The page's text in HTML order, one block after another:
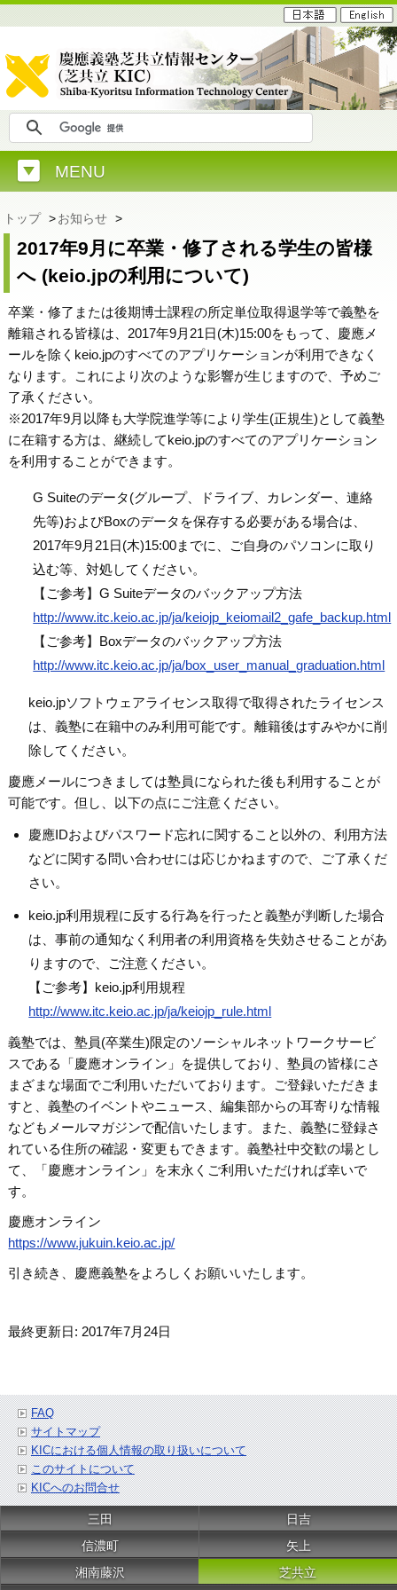
MENU
トップ >お知らせ >
2017年9月に卒業・修了される学生の皆様
へ (keio.jpの利用について)
卒業・修了または後期博士課程の所定単位取得退学等で義塾を
離籍される皆様は、2017年9月21日(木)15:00をもって、慶應メ
ールを除くkeio.jpのすべてのアプリケーションが利用できなく
なります。これにより次のような影響が生じますので、予めご
了承ください。
※2017年9月以降も大学院進学等により学生(正規生)として義塾
に在籍する方は、継続してkeio.jpのすべてのアプリケーション
を利用することができます。
G Suiteのデータ(グループ、ドライブ、カレンダー、連絡
先等)およびBoxのデータを保存する必要がある場合は、
2017年9月21日(木)15:00までに、ご自身のパソコンに取り
込む等、対処してください。
【ご参考】G Suiteデータのバックアップ方法
http://www.itc.keio.ac.jp/ja/keiojp_keiomail2_gafe_backup.html
【ご参考】Boxデータのバックアップ方法
http://www.itc.keio.ac.jp/ja/box_user_manual_graduation.html
keio.jpソフトウェアライセンス取得で取得されたライセンス
は、義塾に在籍中のみ利用可能です。離籍後はすみやかに削
除してください。
慶應メールにつきましては塾員になられた後も利用することが
可能です。但し、以下の点にご注意ください。
慶應IDおよびパスワード忘れに関すること以外の、利用方法
などに関する問い合わせには応じかねますので、ご了承くだ
さい。
keio.jp利用規程に反する行為を行ったと義塾が判断した場合
は、事前の通知なく利用者の利用資格を失効させることがあ
りますので、ご注意ください。
【ご参考】keio.jp利用規程
http://www.itc.keio.ac.jp/ja/keiojp_rule.html
義塾では、塾員(卒業生)限定のソーシャルネットワークサービ
スである「慶應オンライン」を提供しており、塾員の皆様にさ
まざまな場面でご利用いただいております。ご登録いただきま
すと、義塾のイベントやニュース、編集部からの耳寄りな情報
などもメールマガジンで配信いたします。また、義塾に登録さ
れている住所の確認・変更もできます。義塾社中交歓の場とし
て、「慶應オンライン」を末永くご利用いただければ幸いで
す。
慶應オンライン
https://www.jukuin.keio.ac.jp/
引き続き、慶應義塾をよろしくお願いいたします。
最終更新日: 2017年7月24日
FAQ
サイトマップ
KICにおける個人情報の取り扱いについて
このサイトについて
KICへのお問合せ
三田
日吉
信濃町
矢上
湘南藤沢
芝共立